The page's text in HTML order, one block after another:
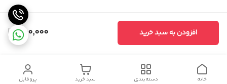
650,000 افزودن به سبد خرید
پروفایل سبد خرید دسته‌بندی خانه